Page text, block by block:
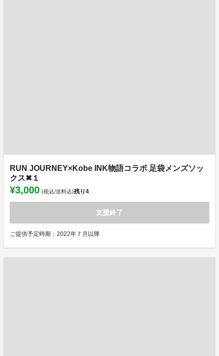
RUN JOURNEY×Kobe INK物語コラボ 足袋メンズソッ
クス✖１
¥3,000 (税込/送料込)残り4
支援終了
ご提供予定時期：2022年７月以降